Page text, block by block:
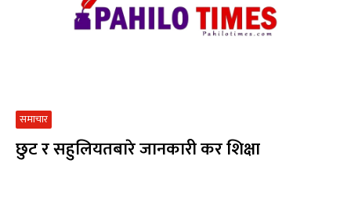
समाचार
छुट र सहुलियतबारे जानकारी कर शिक्षा